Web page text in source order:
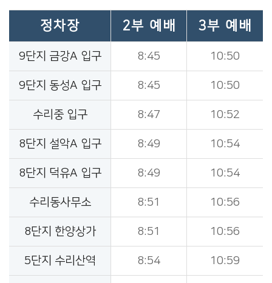
정차장 2부 예배 3부 예배
9단지 금강A 입구 8:45 10:50
9단지 동성A 입구 8:45 10:50
수리중 입구 8:47 10:52
8단지 설악A 입구 8:49 10:54
8단지 덕유A 입구 8:49 10:54
수리동사무소 8:51 10:56
8단지 한양상가 8:51 10:56
5단지 수리산역 8:54 10:59